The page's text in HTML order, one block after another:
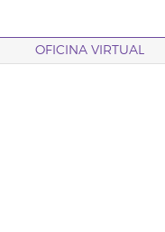
OFICINA VIRTUAL